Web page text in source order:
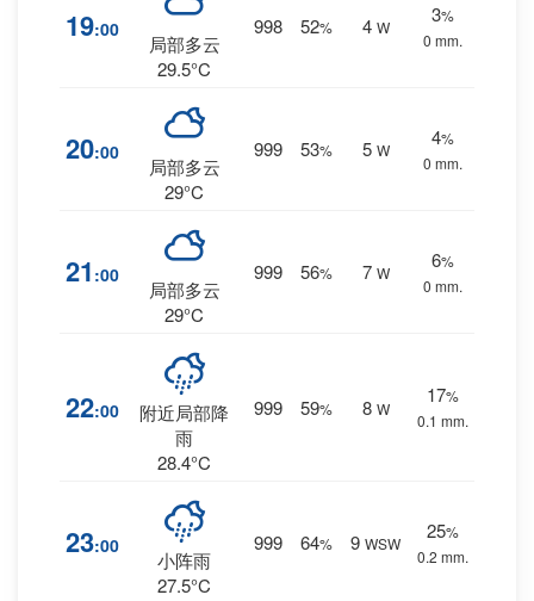
19:00
局部多云
29.5°C
998 52% 4 W
3%
0 mm.
20:00
局部多云
29°C
999 53% 5 W
4%
0 mm.
21 :00
局部多云
29°C
999 56% 7 W
6%
0 mm.
22:00
附近局部降
雨
28.4°C
999 59% 8 W
17%
0.1 mm.
23:00
小阵雨
27.5°C
999 64% 9 WSW
25%
0.2 mm.